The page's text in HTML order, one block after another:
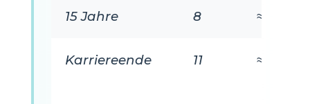
15 Jahre 8 ≈ 2.480
Karriereende 11 ≈ 3.080